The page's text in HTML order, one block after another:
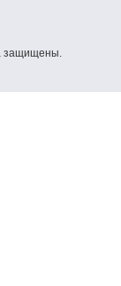
защищены.